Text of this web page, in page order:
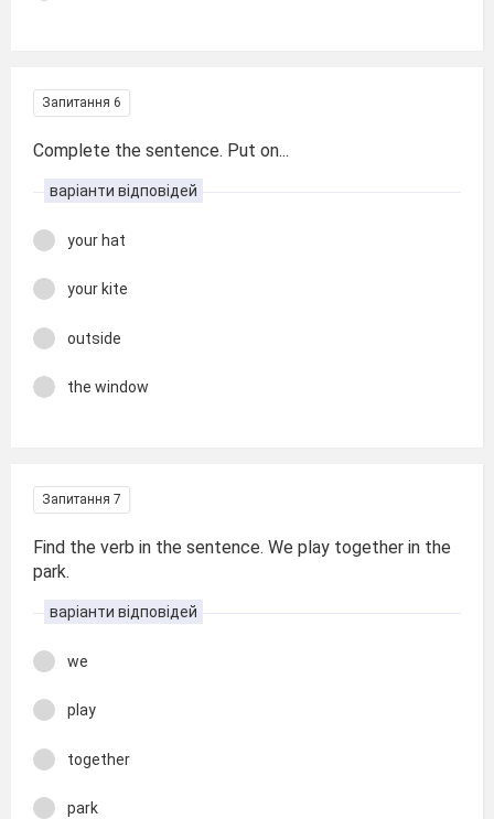
Запитання 6
Complete the sentence. Put on...
варіанти відповідей
your hat
your kite
outside
the window
Запитання 7
Find the verb in the sentence. We play together in the
park.
варіанти відповідей
we
play
together
park